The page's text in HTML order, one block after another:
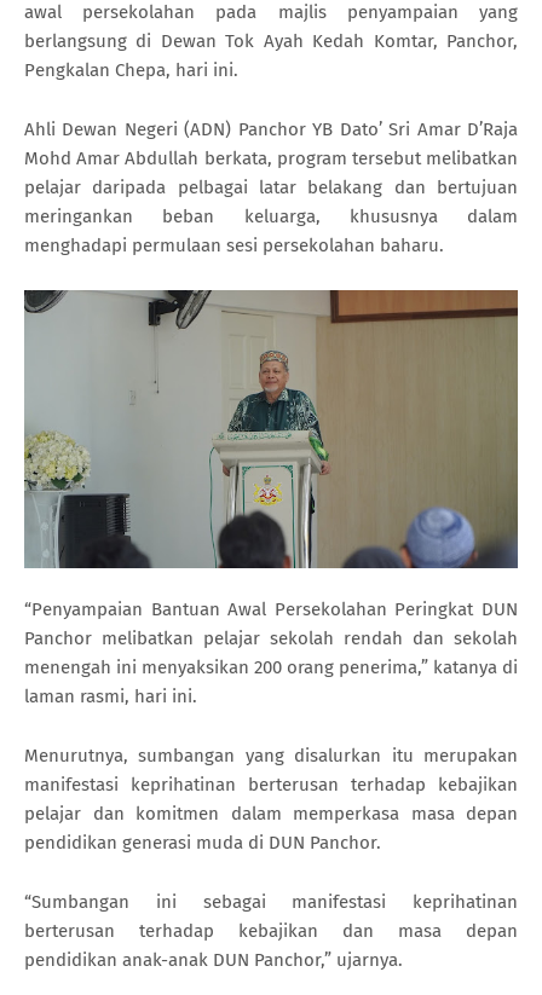
awal persekolahan pada majlis penyampaian yang
berlangsung di Dewan Tok Ayah Kedah Komtar, Panchor,
Pengkalan Chepa, hari ini.
Ahli Dewan Negeri (ADN) Panchor YB Dato’ Sri Amar D’Raja
Mohd Amar Abdullah berkata, program tersebut melibatkan
pelajar daripada pelbagai latar belakang dan bertujuan
meringankan beban keluarga, khususnya dalam
menghadapi permulaan sesi persekolahan baharu.
“Penyampaian Bantuan Awal Persekolahan Peringkat DUN
Panchor melibatkan pelajar sekolah rendah dan sekolah
menengah ini menyaksikan 200 orang penerima,” katanya di
laman rasmi, hari ini.
Menurutnya, sumbangan yang disalurkan itu merupakan
manifestasi keprihatinan berterusan terhadap kebajikan
pelajar dan komitmen dalam memperkasa masa depan
pendidikan generasi muda di DUN Panchor.
“Sumbangan ini sebagai manifestasi keprihatinan
berterusan terhadap kebajikan dan masa depan
pendidikan anak-anak DUN Panchor,” ujarnya.